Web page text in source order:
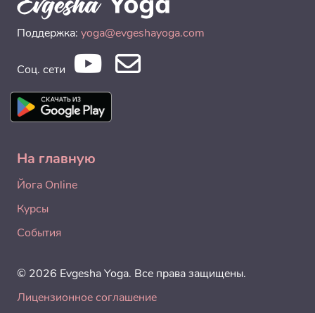
Поддержка: yoga@evgeshayoga.com
Соц. сети
На главную
Йога Online
Курсы
События
© 2026 Evgesha Yoga. Все права защищены.
Лицензионное соглашение